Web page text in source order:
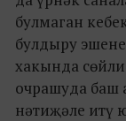
булмаган
булдыру
хакында
очрашуда баш
нәтиҗәле итү